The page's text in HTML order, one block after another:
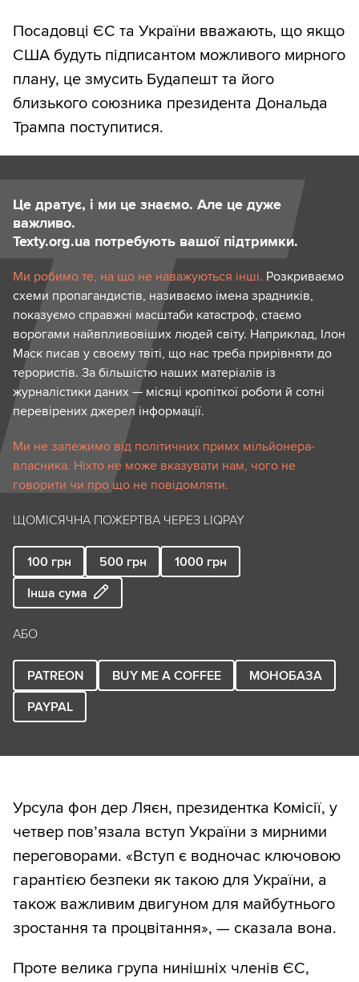
Посадовці ЄС та України вважають, що якщо
США будуть підписантом можливого мирного
плану, це змусить Будапешт та його
близького союзника президента Дональда
Трампа поступитися.
Це дратує, і ми це знаємо. Але це дуже
важливо.
Texty.org.ua потребують вашої підтримки.
Ми робимо те, на що не наважуються інші. Розкриваємо
схеми пропагандистів, називаємо імена зрадників,
показуємо справжні масштаби катастроф, стаємо
ворогами найвпливовіших людей світу. Наприклад, Ілон
Маск писав у своєму твіті, що нас треба прирівняти до
терористів. За більшістю наших матеріалів із
журналістики даних — місяці кропіткої роботи й сотні
перевірених джерел інформації.
Ми не залежимо від політичних примх мільйонера-
власника. Ніхто не може вказувати нам, чого не
говорити чи про що не повідомляти.
ЩОМІСЯЧНА ПОЖЕРТВА ЧЕРЕЗ LIQPAY
100 грн 500 грн 1000 грн
Інша сума
АБО
PATREON BUY ME A COFFEE
МОНОБАЗА
PAYPAL
Урсула фон дер Ляєн, президентка Комісії, у
четвер пов’язала вступ України з мирними
переговорами. «Вступ є водночас ключовою
гарантією безпеки як такою для України, а
також важливим двигуном для майбутнього
зростання та процвітання», — сказала вона.
Проте велика група нинішніх членів ЄС,